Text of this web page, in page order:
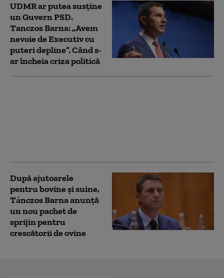
UDMR ar putea susține
un Guvern PSD.
Tanczos Barna: „Avem
nevoie de Executiv cu
puteri depline”. Când s-
ar încheia criza politică
După ajutoarele
pentru bovine și suine,
Tánczos Barna anunță
un nou pachet de
sprijin pentru
crescătorii de ovine